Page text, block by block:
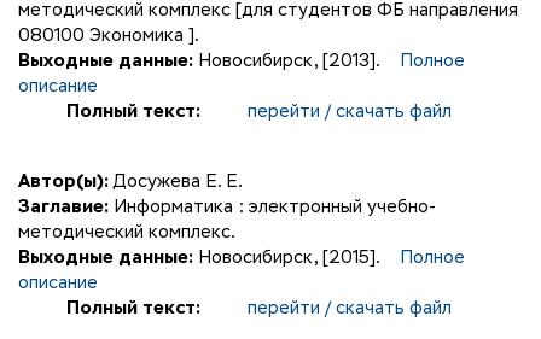
методический комплекс [для студентов ФБ направления
080100 Экономика ].
Выходные данные: Новосибирск, [2013].
Полное
описание
Полный текст:
перейти / скачать файл
Автор(ы): Досужева Е. Е.
Заглавие: Информатика : электронный учебно-
методический комплекс.
Выходные данные: Новосибирск, [2015].
Полное
описание
Полный текст:
перейти / скачать файл